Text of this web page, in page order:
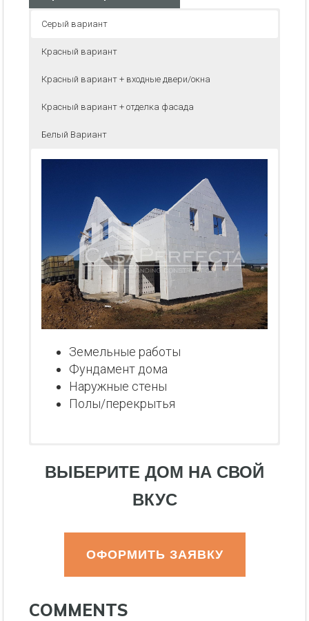
Серый вариант
Красный вариант
Красный вариант + входные двери/окна
Красный вариант + отделка фасада
Белый Вариант
Земельные работы
Фундамент дома
Наружные стены
Полы/перекрытья
ВЫБЕРИТЕ ДОМ НА СВОЙ
ВКУС
ОФОРМИТЬ ЗАЯВКУ
COMMENTS